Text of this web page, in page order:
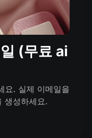
(무료 ai
요. 실제 이메일을
생성하세요.